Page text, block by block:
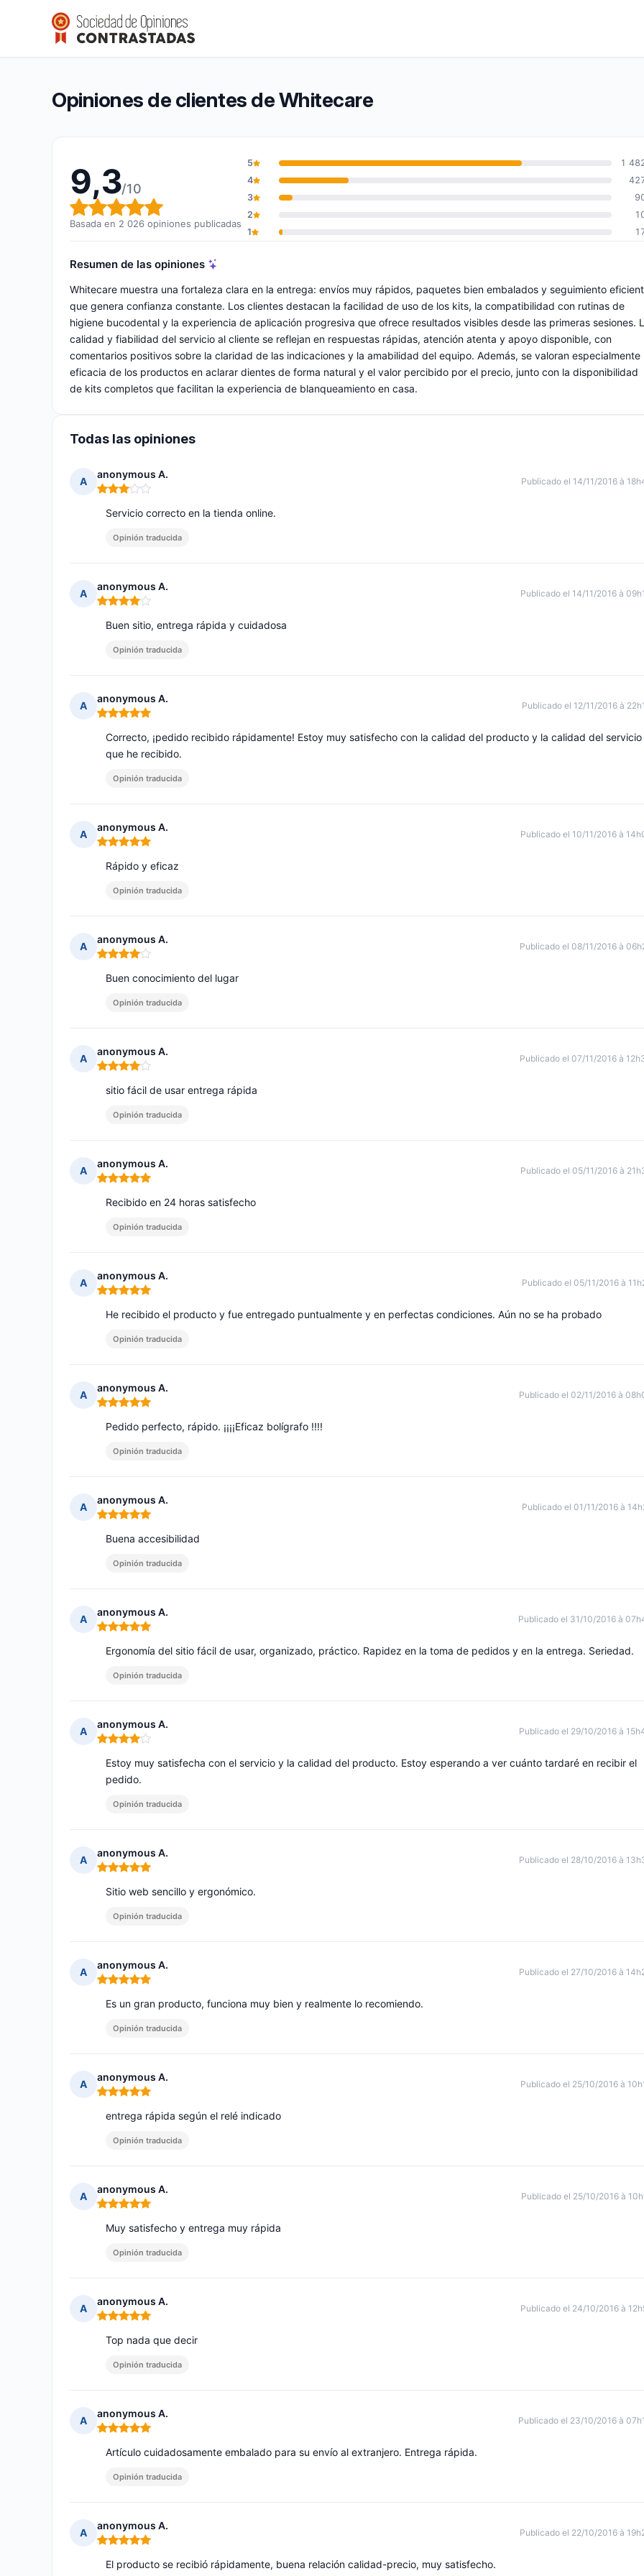
Whitecare
Calificación global: 9,3 de 10
9,3/10(2 026 opiniones)
Opiniones de clientes de Whitecare
9,3/10
Calificación global: 9,3 de 10
Basada en 2 026 opiniones publicadas
5
1
4
3
2
1
Resumen de las opiniones
Whitecare muestra una fortaleza clara en la entrega: envíos muy rápidos, paquetes bien embalados y seguimiento
que genera confianza constante. Los clientes destacan la facilidad de uso de los kits, la compatibilidad con rutinas de
higiene bucodental y la experiencia de aplicación progresiva que ofrece resultados visibles desde las primeras sesiones.
calidad y fiabilidad del servicio al cliente se reflejan en respuestas rápidas, atención atenta y apoyo disponible, con
comentarios positivos sobre la claridad de las indicaciones y la amabilidad del equipo. Además, se valoran especialmente
eficacia de los productos en aclarar dientes de forma natural y el valor percibido por el precio, junto con la disponibilidad
de kits completos que facilitan la experiencia de blanqueamiento en casa.
Todas las opiniones
A
anonymous A.
Nota: 3 de 5
Publicado el 14/11/2016 à
Servicio correcto en la tienda online.
Opinión traducida
A
anonymous A.
Nota: 4 de 5
Publicado el 14/11/2016 à
Buen sitio, entrega rápida y cuidadosa
Opinión traducida
A
anonymous A.
Nota: 5 de 5
Publicado el 12/11/2016 à
Correcto, ¡pedido recibido rápidamente! Estoy muy satisfecho con la calidad del producto y la calidad del servicio
que he recibido.
Opinión traducida
A
anonymous A.
Nota: 5 de 5
Publicado el 10/11/2016 à
Rápido y eficaz
Opinión traducida
A
anonymous A.
Nota: 4 de 5
Publicado el 08/11/2016 à
Buen conocimiento del lugar
Opinión traducida
A
anonymous A.
Nota: 4 de 5
Publicado el 07/11/2016 à
sitio fácil de usar entrega rápida
Opinión traducida
A
anonymous A.
Nota: 5 de 5
Publicado el 05/11/2016 à
Recibido en 24 horas satisfecho
Opinión traducida
A
anonymous A.
Nota: 5 de 5
Publicado el 05/11/2016 à
He recibido el producto y fue entregado puntualmente y en perfectas condiciones. Aún no se ha probado
Opinión traducida
A
anonymous A.
Nota: 5 de 5
Publicado el 02/11/2016 à
Pedido perfecto, rápido. ¡¡¡¡Eficaz bolígrafo !!!!
Opinión traducida
A
anonymous A.
Nota: 5 de 5
Publicado el 01/11/2016 à
Buena accesibilidad
Opinión traducida
A
anonymous A.
Nota: 5 de 5
Publicado el 31/10/2016 à
Ergonomía del sitio fácil de usar, organizado, práctico. Rapidez en la toma de pedidos y en la entrega. Seriedad.
Opinión traducida
A
anonymous A.
Nota: 4 de 5
Publicado el 29/10/2016 à
Estoy muy satisfecha con el servicio y la calidad del producto. Estoy esperando a ver cuánto tardaré en recibir el
pedido.
Opinión traducida
A
anonymous A.
Nota: 5 de 5
Publicado el 28/10/2016 à
Sitio web sencillo y ergonómico.
Opinión traducida
A
anonymous A.
Nota: 5 de 5
Publicado el 27/10/2016 à
Es un gran producto, funciona muy bien y realmente lo recomiendo.
Opinión traducida
A
anonymous A.
Nota: 5 de 5
Publicado el 25/10/2016 à
entrega rápida según el relé indicado
Opinión traducida
A
anonymous A.
Nota: 5 de 5
Publicado el 25/10/2016 à
Muy satisfecho y entrega muy rápida
Opinión traducida
A
anonymous A.
Nota: 5 de 5
Publicado el 24/10/2016 à
Top nada que decir
Opinión traducida
A
anonymous A.
Nota: 5 de 5
Publicado el 23/10/2016 à
Artículo cuidadosamente embalado para su envío al extranjero. Entrega rápida.
Opinión traducida
A
anonymous A.
Nota: 5 de 5
Publicado el 22/10/2016 à
El producto se recibió rápidamente, buena relación calidad-precio, muy satisfecho.